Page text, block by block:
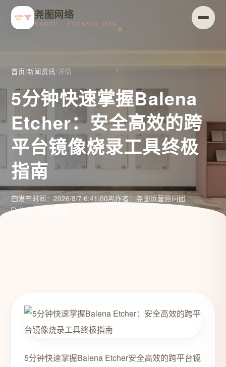
尧图网络
YAOTU · CERAMIC OPS
首页/新闻资讯/详情
5分钟快速掌握Balena
Etcher：安全高效的跨
平台镜像烧录工具终极
指南
发布时间：2026/8/7 6:41:00
作者：尧图运营顾问团
分类：行业资讯
5分钟快速掌握Balena Etcher安全高效的跨平台镜